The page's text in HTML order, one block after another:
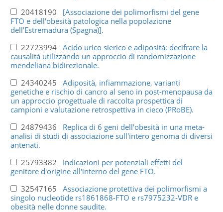
20418190 [Associazione dei polimorfismi del gene
FTO e dell'obesità patologica nella popolazione
dell'Estremadura (Spagna)].
22723994 Acido urico sierico e adiposità: decifrare la
causalità utilizzando un approccio di randomizzazione
mendeliana bidirezionale.
24340245 Adiposità, infiammazione, varianti
genetiche e rischio di cancro al seno in post-menopausa da
un approccio progettuale di raccolta prospettica di
campioni e valutazione retrospettiva in cieco (PRoBE).
24879436 Replica di 6 geni dell'obesità in una meta-
analisi di studi di associazione sull'intero genoma di diversi
antenati.
25793382 Indicazioni per potenziali effetti del
genitore d'origine all'interno del gene FTO.
32547165 Associazione protettiva dei polimorfismi a
singolo nucleotide rs1861868-FTO e rs7975232-VDR e
obesità nelle donne saudite.